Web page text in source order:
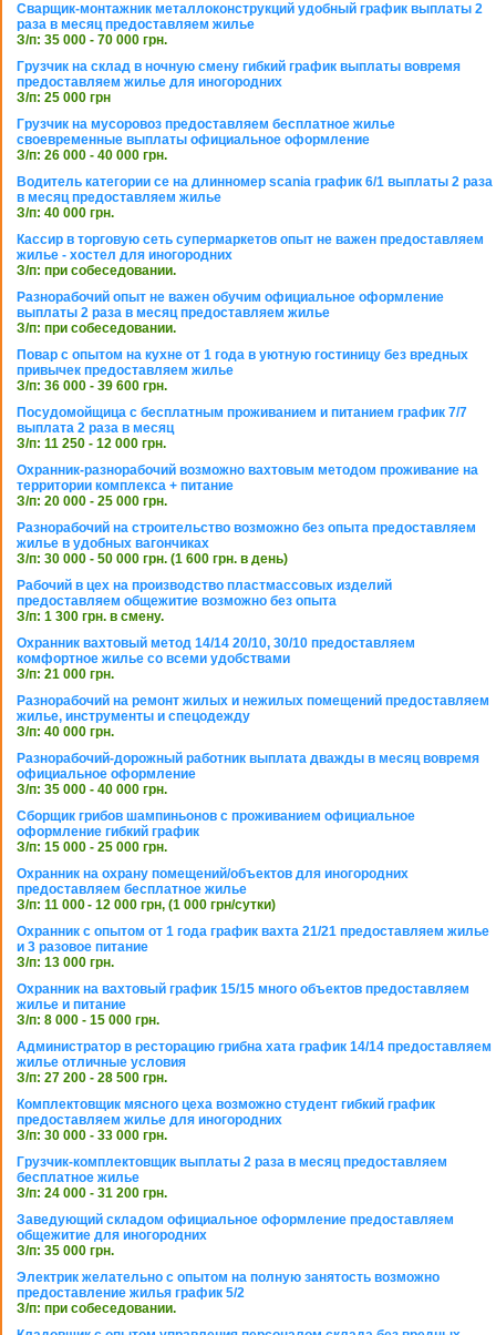
Сварщик-монтажник металлоконструкций удобный график выплаты 2
раза в месяц предоставляем жилье
З/п: 35 000 - 70 000 грн.
Грузчик на склад в ночную смену гибкий график выплаты вовремя
предоставляем жилье для иногородних
З/п: 25 000 грн
Грузчик на мусоровоз предоставляем бесплатное жилье
своевременные выплаты официальное оформление
З/п: 26 000 - 40 000 грн.
Водитель категории се на длинномер scania график 6/1 выплаты 2 раза
в месяц предоставляем жилье
З/п: 40 000 грн.
Кассир в торговую сеть супермаркетов опыт не важен предоставляем
жилье - хостел для иногородних
З/п: при собеседовании.
Разнорабочий опыт не важен обучим официальное оформление
выплаты 2 раза в месяц предоставляем жилье
З/п: при собеседовании.
Повар с опытом на кухне от 1 года в уютную гостиницу без вредных
привычек предоставляем жилье
З/п: 36 000 - 39 600 грн.
Посудомойщица с бесплатным проживанием и питанием график 7/7
выплата 2 раза в месяц
З/п: 11 250 - 12 000 грн.
Охранник-разнорабочий возможно вахтовым методом проживание на
территории комплекса + питание
З/п: 20 000 - 25 000 грн.
Разнорабочий на строительство возможно без опыта предоставляем
жилье в удобных вагончиках
З/п: 30 000 - 50 000 грн. (1 600 грн. в день)
Рабочий в цех на производство пластмассовых изделий
предоставляем общежитие возможно без опыта
З/п: 1 300 грн. в смену.
Охранник вахтовый метод 14/14 20/10, 30/10 предоставляем
комфортное жилье со всеми удобствами
З/п: 21 000 грн.
Разнорабочий на ремонт жилых и нежилых помещений предоставляем
жилье, инструменты и спецодежду
З/п: 40 000 грн.
Разнорабочий-дорожный работник выплата дважды в месяц вовремя
официальное оформление
З/п: 35 000 - 40 000 грн.
Сборщик грибов шампиньонов с проживанием официальное
оформление гибкий график
З/п: 15 000 - 25 000 грн.
Охранник на охрану помещений/объектов для иногородних
предоставляем бесплатное жилье
З/п: 11 000 - 12 000 грн, (1 000 грн/сутки)
Охранник с опытом от 1 года график вахта 21/21 предоставляем жилье
и 3 разовое питание
З/п: 13 000 грн.
Охранник на вахтовый график 15/15 много объектов предоставляем
жилье и питание
З/п: 8 000 - 15 000 грн.
Администратор в ресторацию грибна хата график 14/14 предоставляем
жилье отличные условия
З/п: 27 200 - 28 500 грн.
Комплектовщик мясного цеха возможно студент гибкий график
предоставляем жилье для иногородних
З/п: 30 000 - 33 000 грн.
Грузчик-комплектовщик выплаты 2 раза в месяц предоставляем
бесплатное жилье
З/п: 24 000 - 31 200 грн.
Заведующий складом официальное оформление предоставляем
общежитие для иногородних
З/п: 35 000 грн.
Электрик желательно с опытом на полную занятость возможно
предоставление жилья график 5/2
З/п: при собеседовании.